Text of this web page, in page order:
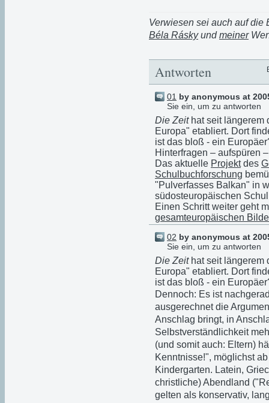
Verwiesen sei auch auf die
Béla Ráskyundmeiner
Antworten
01 by anonymous at
Sie ein, um zu antworten
Die Zeithat seit längerem
Europa" etabliert. Dort
ist das bloß - ein
Hinterfragen – aufspüren
Das aktuelle Projektdes
Schulbuchforschung
"Pulverfasses Balkan" in
südosteuropäischen
Einen Schritt weiter geht
gesamteuropäischen
02 by anonymous at
Sie ein, um zu antworten
Die Zeithat seit längerem
Europa" etabliert. Dort
ist das bloß - ein
Dennoch: Es ist
ausgerechnet die
Anschlag bringt, in
Selbstverständlichkeit
(und somit auch: Eltern)
Kenntnisse!", möglichst
Kindergarten. Latein,
christliche) Abendland
gelten als konservativ,